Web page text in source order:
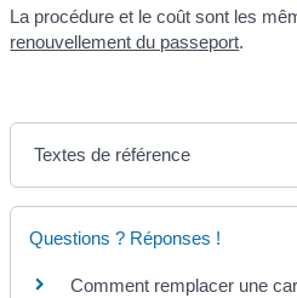
La procédure et le coût sont les
renouvellement du passeport.
Textes de référence
Questions ? Réponses !
Comment remplacer une